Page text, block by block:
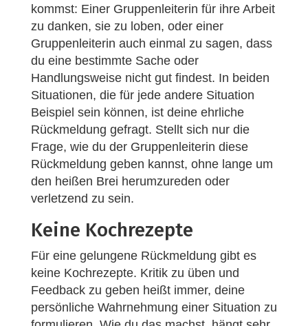
kommst: Einer Gruppenleiterin für ihre Arbeit
zu danken, sie zu loben, oder einer
Gruppenleiterin auch einmal zu sagen, dass
du eine bestimmte Sache oder
Handlungsweise nicht gut findest. In beiden
Situationen, die für jede andere Situation
Beispiel sein können, ist deine ehrliche
Rückmeldung gefragt. Stellt sich nur die
Frage, wie du der Gruppenleiterin diese
Rückmeldung geben kannst, ohne lange um
den heißen Brei herumzureden oder
verletzend zu sein.
Keine Kochrezepte
Für eine gelungene Rückmeldung gibt es
keine Kochrezepte. Kritik zu üben und
Feedback zu geben heißt immer, deine
persönliche Wahrnehmung einer Situation zu